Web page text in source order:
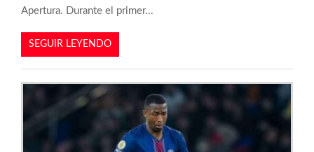
Apertura. Durante el primer...
SEGUIR LEYENDO